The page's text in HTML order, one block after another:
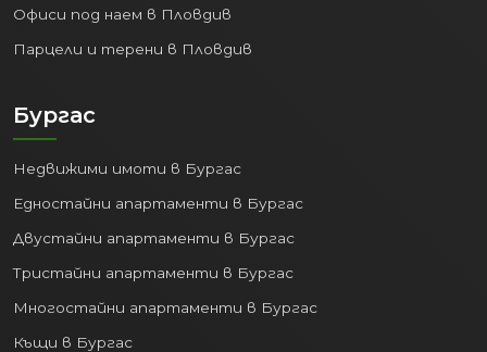
Офиси под наем в Пловдив
Парцели и терени в Пловдив
Бургас
Недвижими имоти в Бургас
Едностайни апартаменти в Бургас
Двустайни апартаменти в Бургас
Тристайни апартаменти в Бургас
Многостайни апартаменти в Бургас
Къщи в Бургас